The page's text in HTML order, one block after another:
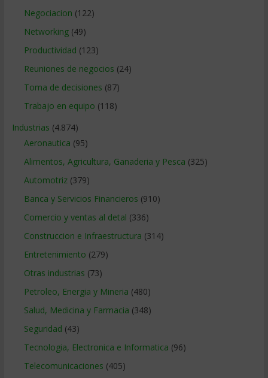
Negociacion (122)
Networking(49)
Productividad (123)
Reuniones de negocios (24)
Toma de decisiones (87)
Trabajo en equipo (118)
Industrias (4.874)
Aeronautica (95)
Alimentos, Agricultura, Ganaderia y Pesca (325)
Automotriz(379)
Banca y Servicios Financieros (910)
Comercio y ventas al detal (336)
Construccion e Infraestructura (314)
Entretenimiento (279)
Otras industrias (73)
Petroleo, Energia y Mineria (480)
Salud, Medicina y Farmacia (348)
Seguridad (43)
Tecnologia, Electronica e Informatica (96)
Telecomunicaciones (405)